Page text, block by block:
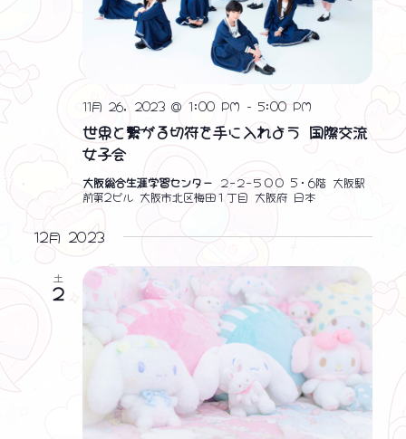
世界と繋がる切符を手に入れよう 国際交流
女子会
11月 26, 2023 @ 1:00 PM -5:00 PM
大阪総合生涯学習センター ２−２−５００ 5・6階 大阪駅
前第2ビル 大阪市北区梅田１丁目 大阪府 日本
12月 2023
土
2